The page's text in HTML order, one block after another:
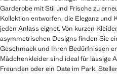
Garderobe mit Stil und Frische zu
Kollektion entworfen, die Eleganz und
jeden Anlass eignet. Von kurzen
asymmetrischen Designs finden Sie
Geschmack und Ihren Bedürfnissen
Mädchenkleider sind ideal für lässige
Freunden oder ein Date im Park.